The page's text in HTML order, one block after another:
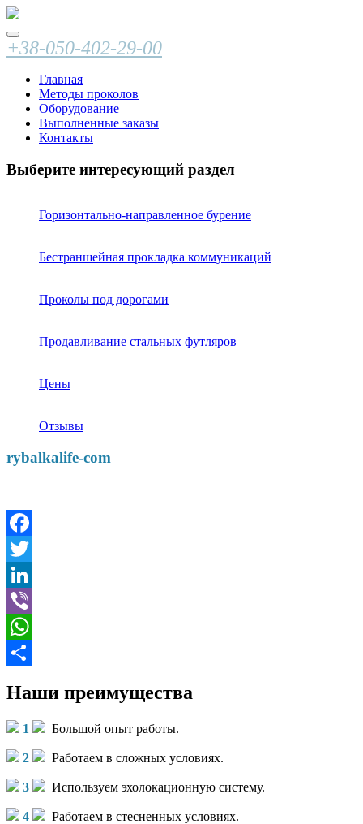
+38-050-402-29-00
Главная
Методы проколов
Оборудование
Выполненные заказы
Контакты
Выберите интересующий раздел
Горизонтально-направленное бурение
Бестраншейная прокладка коммуникаций
Проколы под дорогами
Продавливание стальных футляров
Цены
Отзывы
rybalkalife-com
Facebook
Twitter
LinkedIn
Viber
WhatsApp
Наши преимущества
1 Большой опыт работы.
2 Работаем в сложных условиях.
3 Используем эхолокационную систему.
4 Работаем в стесненных условиях.